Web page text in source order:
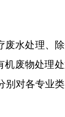
废水处理、
废物处理处
别对各专业